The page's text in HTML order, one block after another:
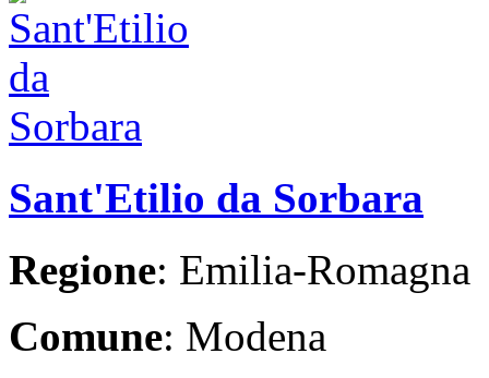
Sant'Etilio da Sorbara
Regione: Emilia-Romagna
Comune: Modena